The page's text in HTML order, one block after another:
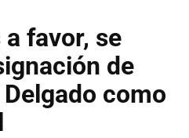
favor, se
de
como